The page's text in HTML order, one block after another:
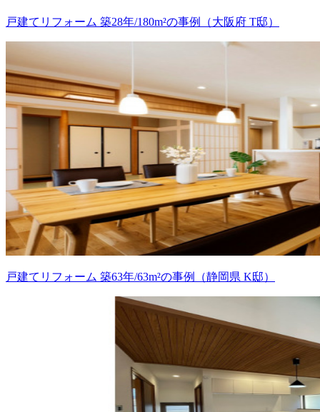
戸建てリフォーム 築28年/180m²の事例（大阪府 T邸）
戸建てリフォーム 築63年/63m²の事例（静岡県 K邸）